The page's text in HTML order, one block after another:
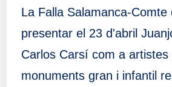
La Falla Salamanca-Comte
presentar el 23 d'abril
Carlos Carsí com a artistes
monuments gran i infantil